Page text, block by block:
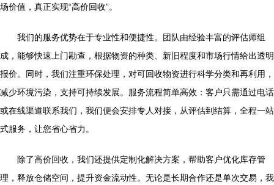
场价值，真正实现“高价回收”。
我们的服务优势在于专业性和便捷性。团队由经验丰富的评估师组
成，能够快速上门勘查，根据物资的种类、新旧程度和市场行情给出透明
报价。同时，我们注重环保处理，对可回收物资进行科学分类和再利用，
减少环境污染，支持可持续发展。服务流程简单高效：客户只需通过电话
或在线渠道联系我们，我们便会安排专人对接，从评估到结算，全程一站
式服务，让您省心省力。
除了高价回收，我们还提供定制化解决方案，帮助客户优化库存管
理，释放仓储空间，提升资金流动性。无论是长期合作还是单次交易，我